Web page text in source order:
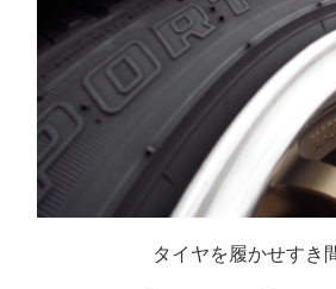
タイヤを履かせすき